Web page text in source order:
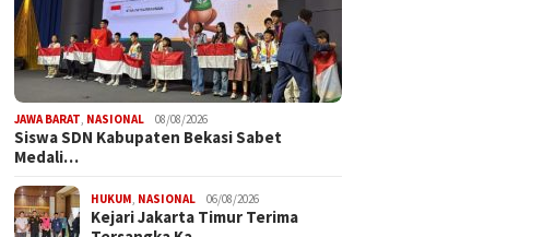
JAWA BARAT NASIONAL 08/08/2026
Siswa SDN Kabupaten Bekasi Sabet
Medali…
HUKUM NASIONAL 06/08/2026
Kejari Jakarta Timur Terima